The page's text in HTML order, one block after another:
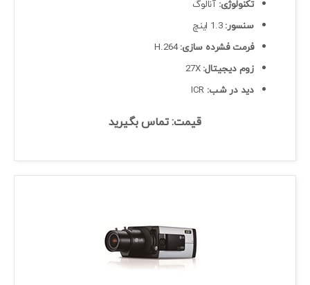
تکنولوژی: آنالوگ
سنسور:1.3 اینچ
فرمت فشرده سازی:H.264
زوم دیجیتال:27X
دید در شب: ICR
قیمت: تماس بگیرید